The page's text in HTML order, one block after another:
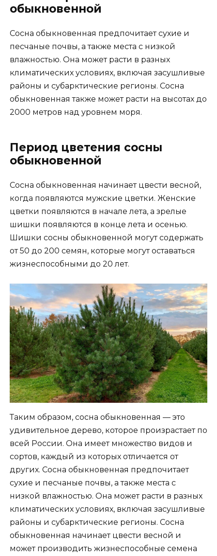
обыкновенной
Сосна обыкновенная предпочитает сухие и
песчаные почвы, а также места с низкой
влажностью. Она может расти в разных
климатических условиях, включая засушливые
районы и субарктические регионы. Сосна
обыкновенная также может расти на высотах до
2000 метров над уровнем моря.
Период цветения сосны
обыкновенной
Сосна обыкновенная начинает цвести весной,
когда появляются мужские цветки. Женские
цветки появляются в начале лета, а зрелые
шишки появляются в конце лета и осенью.
Шишки сосны обыкновенной могут содержать
от 50 до 200 семян, которые могут оставаться
жизнеспособными до 20 лет.
Таким образом, сосна обыкновенная — это
удивительное дерево, которое произрастает по
всей России. Она имеет множество видов и
сортов, каждый из которых отличается от
других. Сосна обыкновенная предпочитает
сухие и песчаные почвы, а также места с
низкой влажностью. Она может расти в разных
климатических условиях, включая засушливые
районы и субарктические регионы. Сосна
обыкновенная начинает цвести весной и
может производить жизнеспособные семена